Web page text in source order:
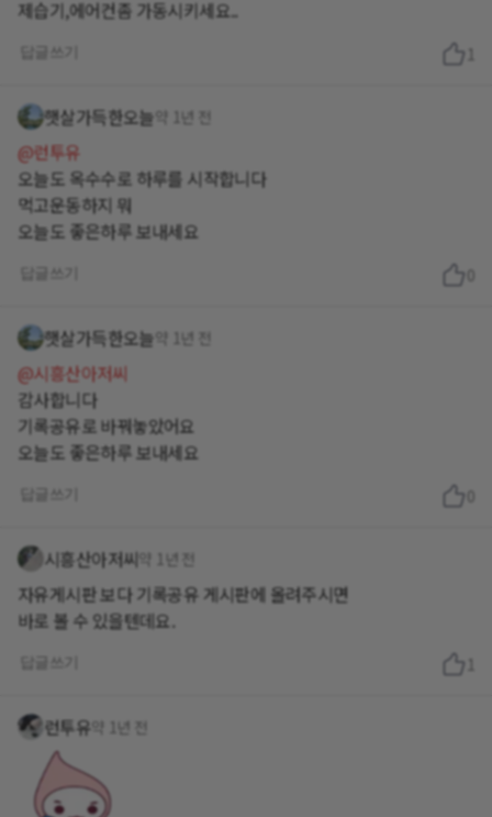
제습기,에어컨좀 가동시키세요..
답글쓰기 1
햇살가득한오늘 약 1년 전
@런투유
오늘도 옥수수로 하루를 시작합니다
먹고운동하지 뭐
오늘도 좋은하루 보내세요
답글쓰기
햇살가득한오늘 약 1년 전
@시흥산아저씨
감사합니다
기록공유로 바꿔놓았어요
답글쓰기
시흥산아저씨 약 1년 전
자유게시판 보다 기록공유 게시판에 올려주시면
바로 볼 수 있을텐데요.
답글쓰기 1
런투유 약 1년 전